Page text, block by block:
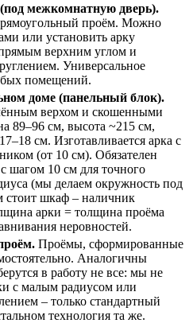
межкомнатную дверь).
проём. Можно
или установить арку
верхним углом и
Универсальное
помещений.
доме (панельный блок).
верхом и скошенными
89–96 см, высота ~215 см,
см. Изготавливается арка с
(от 10 см). Обязателен
шагом 10 см для точного
(мы делаем окружность под
стоит шкаф – наличник
арки = толщина проёма
неровностей.
Проёмы, сформированные
Аналогичны
в работу не все: мы не
с малым радиусом или
– только стандартный
технология та же.